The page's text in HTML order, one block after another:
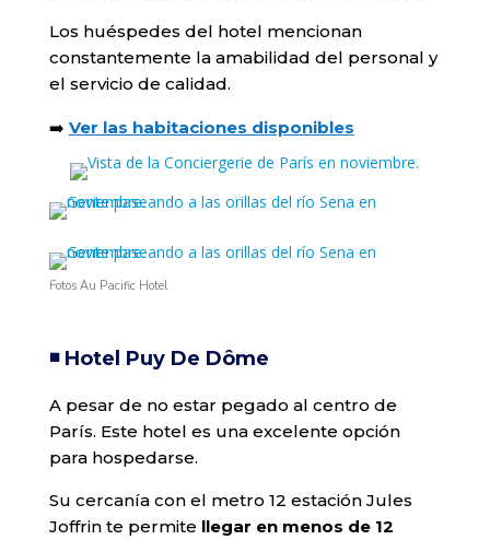
Los huéspedes del hotel mencionan
constantemente la amabilidad del personal y
el servicio de calidad.
➡️ Ver las habitaciones disponibles
Fotos Au Pacific Hotel
◾️ Hotel Puy De Dôme
A pesar de no estar pegado al centro de
París. Este hotel es una excelente opción
para hospedarse.
Su cercanía con el metro 12 estación Jules
Joffrin te permite llegar en menos de 12